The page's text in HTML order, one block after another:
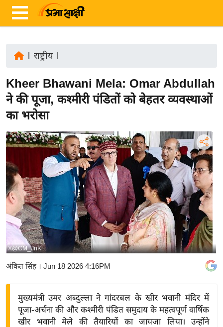
ज़ा
ख
र
रा
य
अं
त
र्रा
ष्ट्री
बि
ज़
ने
द्यो
राष्ट्रीय|
Kheer Bhawani Mela: Omar Abdullah
ने की पूजा, कश्मीरी पंडितों को बेहतर व्यवस्थाओं
का भरोसा
X@CM_JnK
अंकित सिंह। Jun 18 2026 4:16PM
मुख्यमंत्री उमर अब्दुल्ला ने गांदरबल के खीर भवानी मंदिर में
पूजा-अर्चना की और कश्मीरी पंडित समुदाय के महत्वपूर्ण वार्षिक
खीर भवानी मेले की तैयारियों का जायजा लिया। उन्होंने